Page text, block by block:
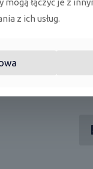
-
łatwe
z ich usług.